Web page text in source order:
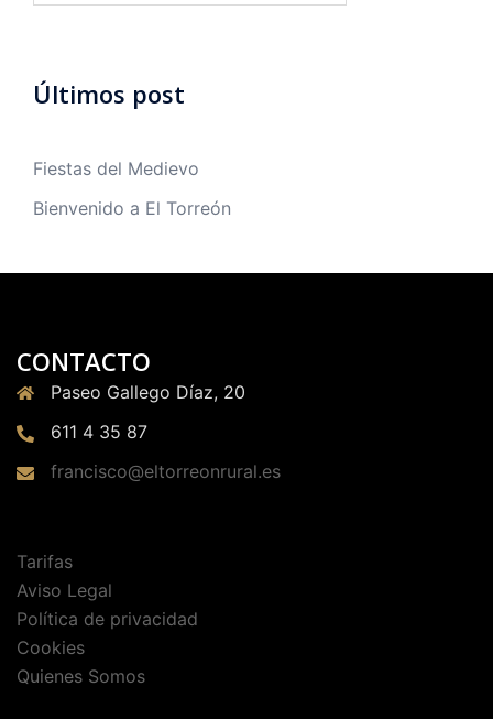
Últimos post
Fiestas del Medievo
Bienvenido a El Torreón
CONTACTO
Paseo Gallego Díaz, 20
611 4 35 87
francisco@eltorreonrural.es
Tarifas
Aviso Legal
Política de privacidad
Cookies
Quienes Somos